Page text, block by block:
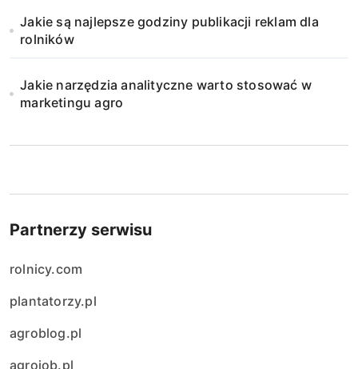
Jakie są najlepsze godziny publikacji reklam dla
rolników
Jakie narzędzia analityczne warto stosować w
marketingu agro
Partnerzy serwisu
rolnicy.com
plantatorzy.pl
agroblog.pl
agrojob.pl